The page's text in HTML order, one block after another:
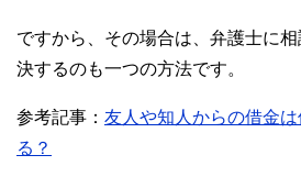
ですから、その場合は、弁護士に
決するのも一つの方法です。
参考記事： 友人や知人からの借金
る？